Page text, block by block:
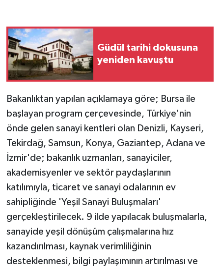
Güdül tarihi dokusuna
yeniden kavuştu
Bakanlıktan yapılan açıklamaya göre; Bursa ile
başlayan program çerçevesinde, Türkiye'nin
önde gelen sanayi kentleri olan Denizli, Kayseri,
Tekirdağ, Samsun, Konya, Gaziantep, Adana ve
İzmir'de; bakanlık uzmanları, sanayiciler,
akademisyenler ve sektör paydaşlarının
katılımıyla, ticaret ve sanayi odalarının ev
sahipliğinde 'Yeşil Sanayi Buluşmaları'
gerçekleştirilecek. 9 ilde yapılacak buluşmalarla,
sanayide yeşil dönüşüm çalışmalarına hız
kazandırılması, kaynak verimliliğinin
desteklenmesi, bilgi paylaşımının artırılması ve
Sağlık
Seri İlan
Siyaset
Sokak Hayvanlarını Sahiplendirme
Sonsöz Özel
Spor
Vasıta
Yaşam